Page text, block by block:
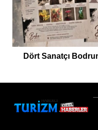
Dört Sanatçı